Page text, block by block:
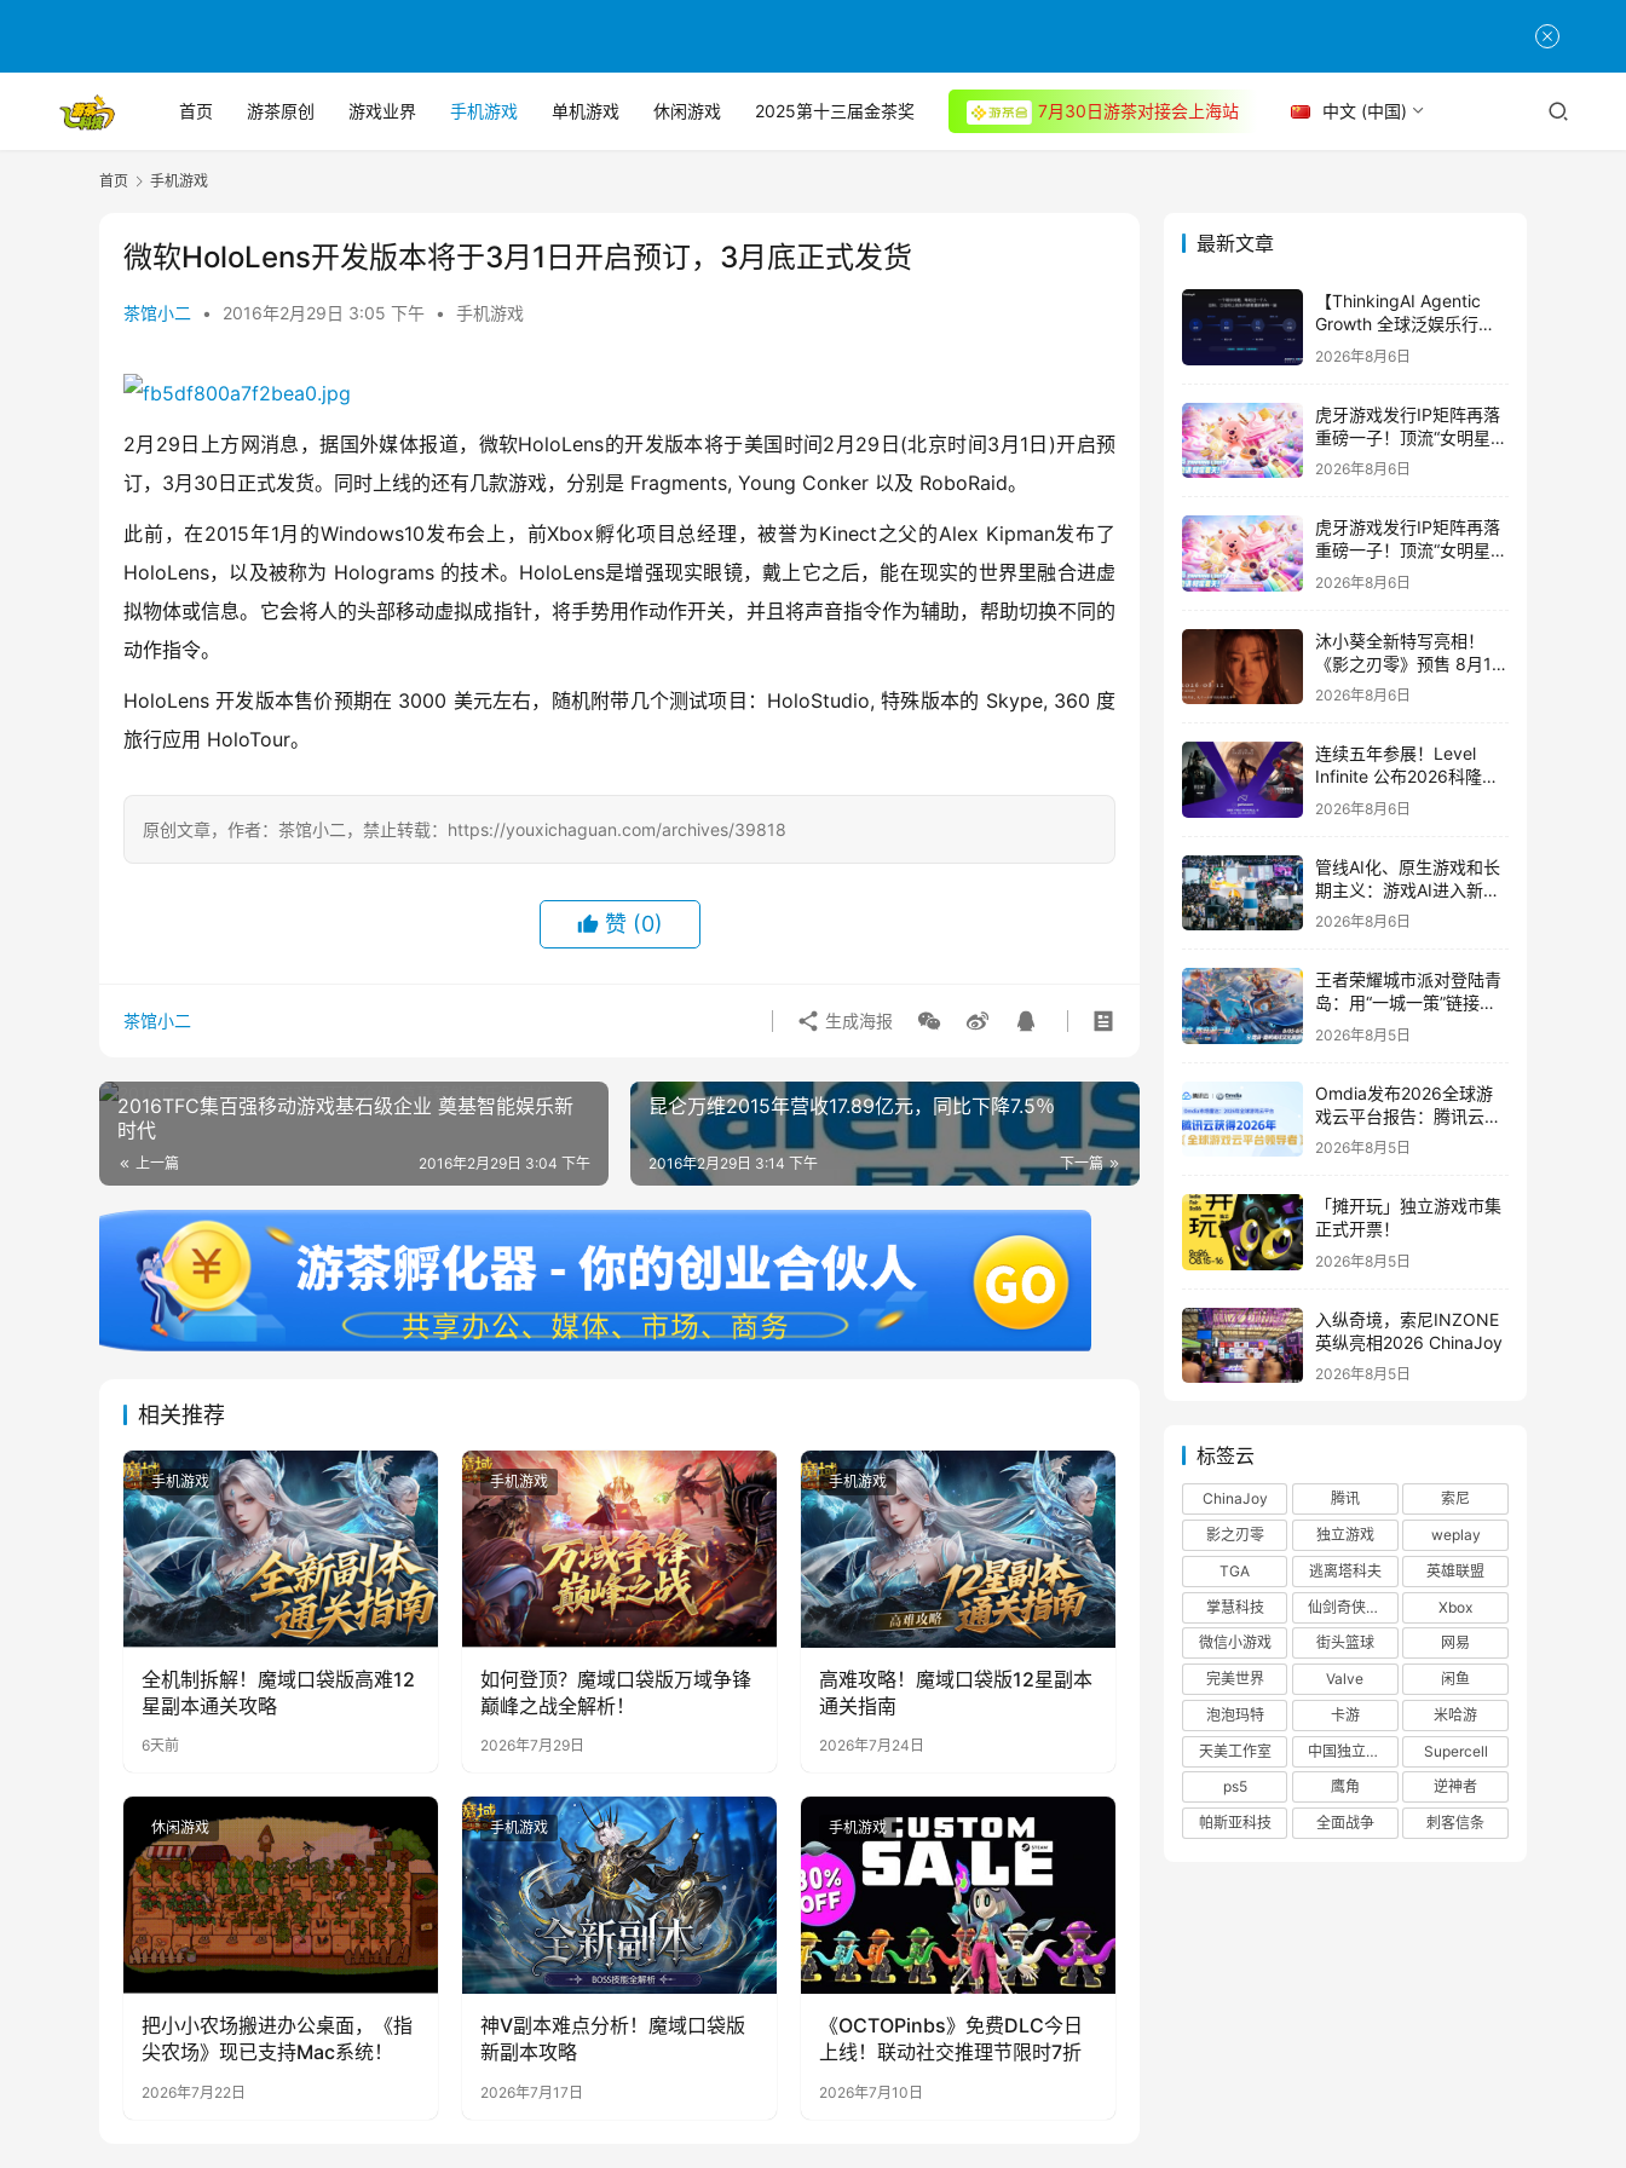
首页 游茶原创 游戏业界 手机游戏 单机游戏 休闲游戏 2025第十三届金茶奖 7月30日游茶对接会上海站 中文 (中国)
首页 手机游戏
微软HoloLens开发版本将于3月1日开启预订，3月底正式发货
茶馆小二 • 2016年2月29日 3:05 下午 • 手机游戏
2月29日上方网消息，据国外媒体报道，微软HoloLens的开发版本将于美国时间2月29日(北京时间3月1日)开启预
订，3月30日正式发货。同时上线的还有几款游戏，分别是 Fragments, Young Conker 以及 RoboRaid。
此前，在2015年1月的Windows10发布会上，前Xbox孵化项目总经理，被誉为Kinect之父的Alex Kipman发布了
HoloLens，以及被称为 Holograms 的技术。HoloLens是增强现实眼镜，戴上它之后，能在现实的世界里融合进虚
拟物体或信息。它会将人的头部移动虚拟成指针，将手势用作动作开关，并且将声音指令作为辅助，帮助切换不同的
动作指令。
HoloLens 开发版本售价预期在 3000 美元左右，随机附带几个测试项目：HoloStudio, 特殊版本的 Skype, 360 度
旅行应用 HoloTour。
原创文章，作者：茶馆小二，禁止转载：https://youxichaguan.com/archives/39818
赞 (0)
茶馆小二 生成海报
2016TFC集百强移动游戏基石级企业 奠基智能娱乐新
时代
上一篇 2016年2月29日 3:04 下午
昆仑万维2015年营收17.89亿元，同比下降7.5％
下一篇
2016年2月29日 3:14 下午
相关推荐
手机游戏
全机制拆解！魔域口袋版高难12
星副本通关攻略
6天前
手机游戏
如何登顶？魔域口袋版万域争锋
巅峰之战全解析！
2026年7月29日
手机游戏
高难攻略！魔域口袋版12星副本
通关指南
2026年7月24日
休闲游戏
把小小农场搬进办公桌面，《指
尖农场》现已支持Mac系统！
2026年7月22日
手机游戏
神V副本难点分析！魔域口袋版
新副本攻略
2026年7月17日
手机游戏
《OCTOPinbs》免费DLC今日
上线！联动社交推理节限时7折
2026年7月10日
最新文章
【ThinkingAI Agentic
Growth 全球泛娱乐行业
峰会】Agent 时代，人到
底负责什么
2026年8月6日
虎牙游戏发行IP矩阵再落
重磅一子！顶流“女明星”
ZANMANG LOOPY 正版
2026年8月6日
虎牙游戏发行IP矩阵再落
重磅一子！顶流“女明星”
ZANMANG LOOPY 正版
3D消除手游《消消奇遇》
2026年8月6日
沐小葵全新特写亮相！
《影之刃零》预售 8月12
日开启
2026年8月6日
连续五年参展！Level
Infinite 公布2026科隆游
戏展产品阵容
2026年8月6日
管线AI化、原生游戏和长
期主义：游戏AI进入新共
识时代
2026年8月6日
王者荣耀城市派对登陆青
岛：用“一城一策”链接海
洋场景，以双向奔赴带动
夏日文旅
2026年8月5日
Omdia发布2026全球游
戏云平台报告：腾讯云连
续两年入选“领导者”象限
2026年8月5日
「摊开玩」独立游戏市集
正式开票！
2026年8月5日
入纵奇境，索尼INZONE
英纵亮相2026 ChinaJoy
2026年8月5日
标签云
ChinaJoy 腾讯
索尼
影之刃零
独立游戏
weplay
TGA
逃离塔科夫
英雄联盟
掌慧科技
仙剑奇侠传四
Xbox
微信小游戏
街头篮球
网易
完美世界
Valve
闲鱼
泡泡玛特
卡游
米哈游
天美工作室
中国独立游戏联盟
Supercell
ps5
鹰角
逆神者
帕斯亚科技
全面战争 刺客信条